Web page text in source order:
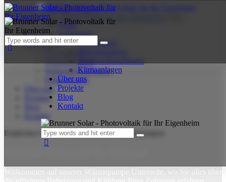
Skip to content Skip to footer
Home
Leistungen
PV-Anlagen
Wohnmobilaufbauen
Klimaanlagen
Über uns
Projekte
Blog
Kontakt
Home
Leistungen
Wärmepumpen
Wohnmobilaufbauen
Klimaanlagen
Über uns
Projekte
Entdecken Sie die Vorteile unserer Wärmepumpen
Willkommen auf unserer Wärmepumpe Unterseite, wo Sie alles über